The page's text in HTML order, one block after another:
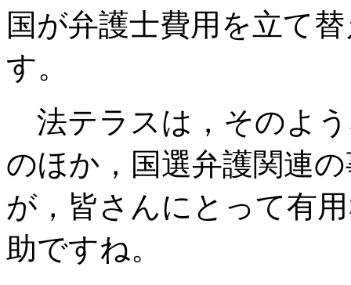
国が弁護士費用を立て
す。
法テラスは，そのよ
のほか，国選弁護関連
が，皆さんにとって有
助ですね。